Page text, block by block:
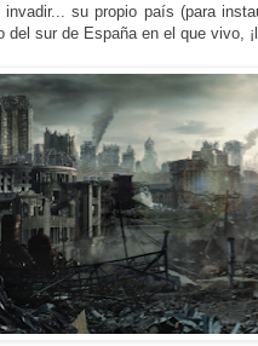
invadir... su propio país (para
del sur de España en el que vivo,